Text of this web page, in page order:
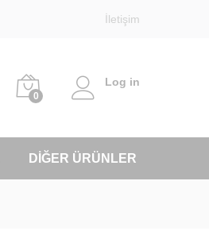
İletişim
0
Log in
DIĞER ÜRÜNLER